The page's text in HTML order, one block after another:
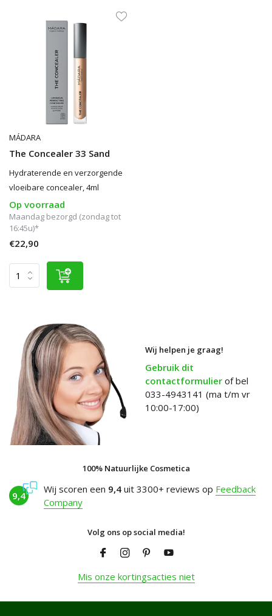
MÁDARA
The Concealer 33 Sand
Hydraterende en verzorgende
vloeibare concealer, 4ml
Op voorraad
Maandag bezorgd (zondag tot
16:45u)*
€22,90
Wij helpen je graag!
Gebruik dit
contactformulier of bel
033-4943141 (ma t/m vr
10:00-17:00)
100% Natuurlijke Cosmetica
9,4
Wij scoren een 9,4 uit 3300+ reviews op Feedback
Company
Volg ons op social media!
Mis onze kortingsacties niet